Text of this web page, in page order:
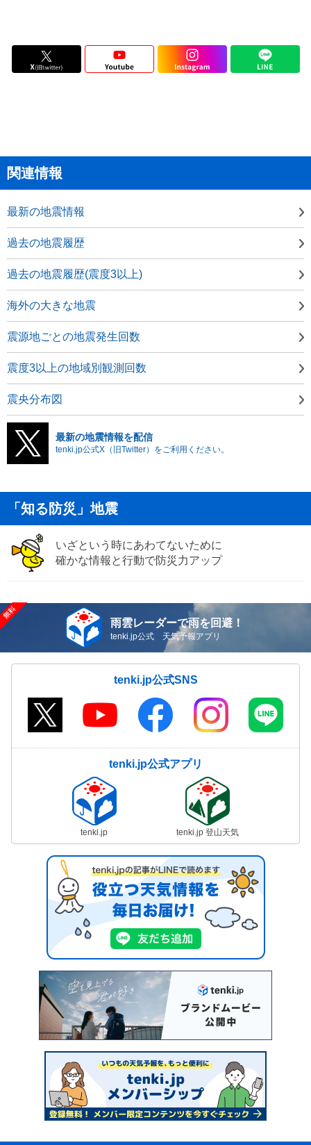
関連情報
最新の地震情報
過去の地震履歴
過去の地震履歴(震度3以上)
海外の大きな地震
震源地ごとの地震発生回数
震度3以上の地域別観測回数
震央分布図
最新の地震情報を配信
tenki.jp公式X（旧Twitter）をご利用ください。
「知る防災」地震
いざという時にあわてないために
確かな情報と行動で防災力アップ
雨雲レーダーで雨を回避！
tenki.jp公式 天気予報アプリ
tenki.jp公式SNS
tenki.jp公式アプリ
tenki.jp tenki.jp 登山天気